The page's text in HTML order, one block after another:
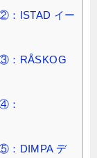
：ISTAD イー
：RÅSKOG
：
：DIMPA デ